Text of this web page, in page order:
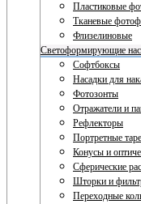
Пластиковые
Тканевые
Флизелиновые
Светоформирующие
Софтбоксы
Насадки для
Фотозонты
Отражатели и
Рефлекторы
Портретные
Конусы и
Сферические
Шторки и
Переходные